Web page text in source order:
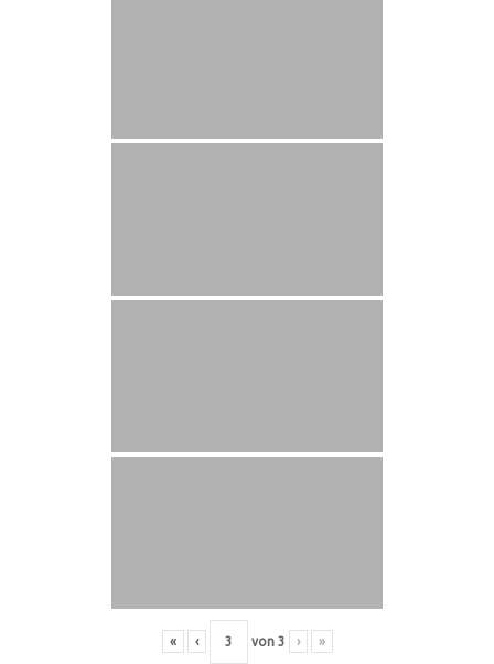
« ‹ von 3 › »